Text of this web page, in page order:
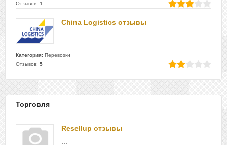
Отзывов: 1
China Logistics отзывы
Категория: Перевозки
Отзывов: 5
Торговля
Resellup отзывы